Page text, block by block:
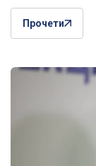
Прочети